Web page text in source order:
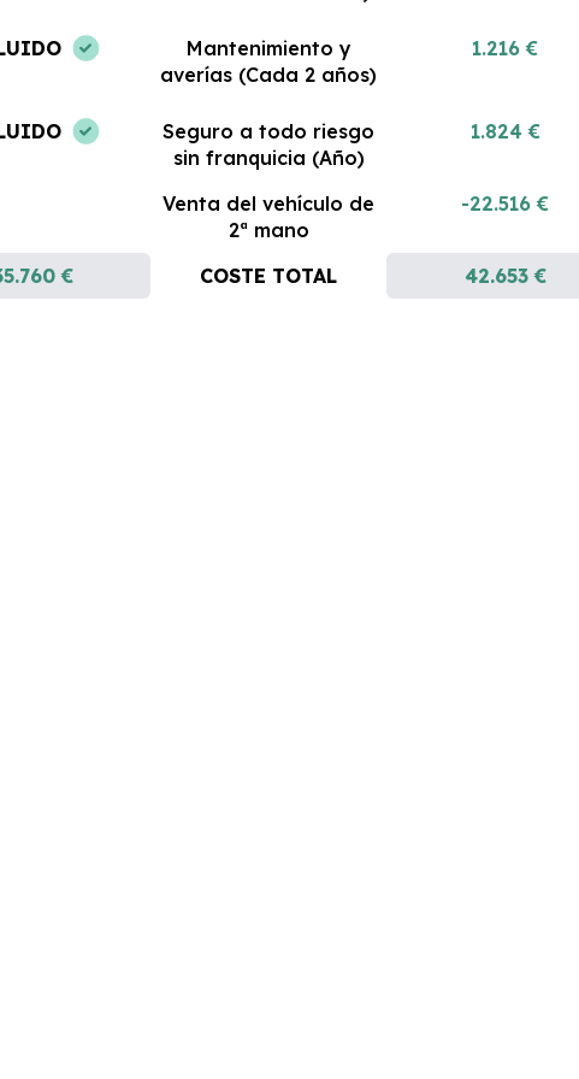
Mantenimiento y
averías (Cada 2 años)
1.216 €
Seguro a todo riesgo
sin franquicia (Año)
1.824 €
Venta del vehículo de
2ª mano
-22.516 €
€ COSTE TOTAL 42.653 €